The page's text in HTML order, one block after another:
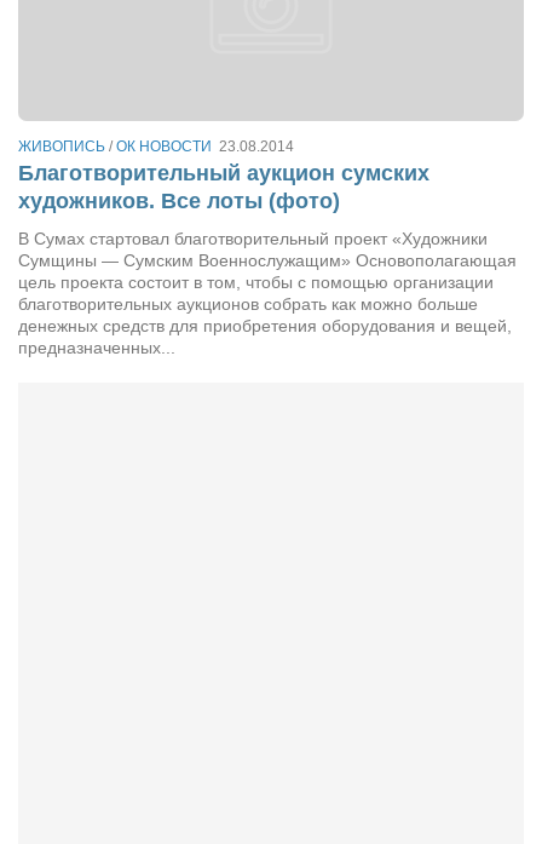
ЖИВОПИСЬ /ОК НОВОСТИ 23.08.2014
Благотворительный аукцион сумских
художников. Все лоты (фото)
В Сумах стартовал благотворительный проект «Художники
Сумщины — Сумским Военнослужащим» Основополагающая
цель проекта состоит в том, чтобы с помощью организации
благотворительных аукционов собрать как можно больше
денежных средств для приобретения оборудования и вещей,
предназначенных...